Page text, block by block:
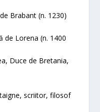
Brabant (n. 1230)
de Lorena (n. 1400
Duce de Bretania,
scriitor, filosof